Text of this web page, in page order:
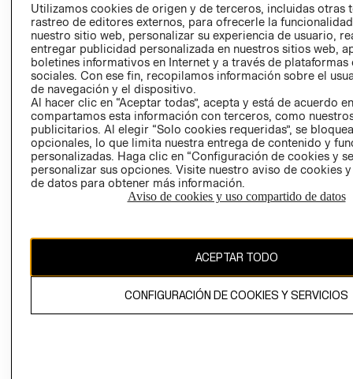
LIBRO DE
Ecuador ($)
CAMBIAR REGIÓN
propiedad de H&M Hennes & Mauritz AB.
Utilizamos cookies de origen y de terceros, incluidas otras
rastreo de editores externos, para ofrecerle la
nuestro sitio web, personalizar su experiencia de usuario,
entregar publicidad personalizada en nuestros sitios web,
boletines informativos en Internet y a través de plataformas
sociales. Con ese fin, recopilamos información sobre el
de navegación y el dispositivo.
Al hacer clic en “Aceptar todas”, acepta y está de acuerdo
compartamos esta información con terceros, como
publicitarios. Al elegir “Solo cookies requeridas”, se
opcionales, lo que limita nuestra entrega de contenido y
personalizadas. Haga clic en “Configuración de cookies y
personalizar sus opciones. Visite nuestro aviso de cookies
de datos para obtener más información.
Aviso de cookies y uso compartido de datos
ACEPTAR TODO
CONFIGURACIÓN DE COOKIES Y SERVICIOS